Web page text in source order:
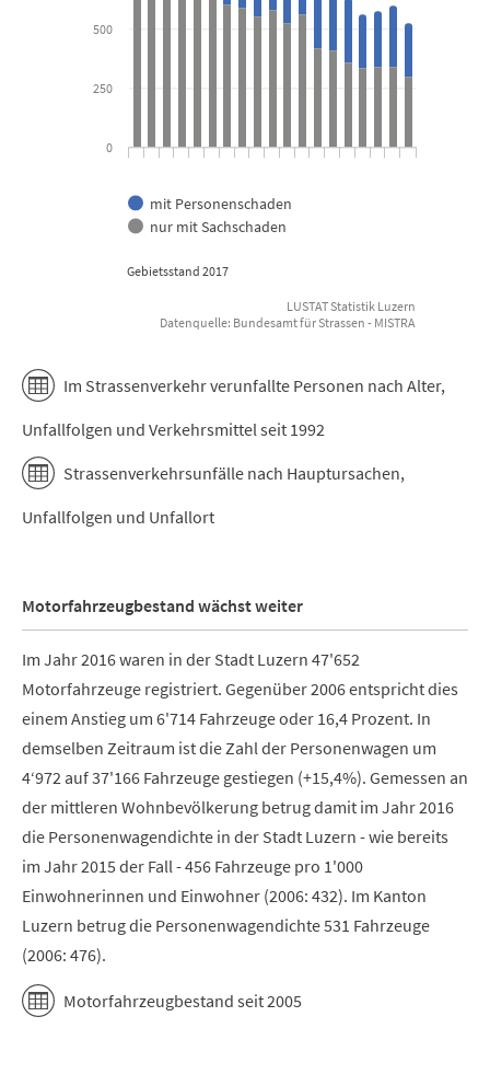
Gebietsstand 2017
mit Personenschaden
nur mit Sachschaden
0
250
500
LUSTAT Statistik Luzern
Datenquelle: Bundesamt für Strassen - MISTRA
Im Strassenverkehr verunfallte Personen nach Alter,
Unfallfolgen und Verkehrsmittel seit 1992
Strassenverkehrsunfälle nach Hauptursachen,
Unfallfolgen und Unfallort
Motorfahrzeugbestand wächst weiter
Im Jahr 2016 waren in der Stadt Luzern 47'652
Motorfahrzeuge registriert. Gegenüber 2006 entspricht dies
einem Anstieg um 6'714 Fahrzeuge oder 16,4 Prozent. In
demselben Zeitraum ist die Zahl der Personenwagen um
4‘972 auf 37'166 Fahrzeuge gestiegen (+15,4%). Gemessen an
der mittleren Wohnbevölkerung betrug damit im Jahr 2016
die Personenwagendichte in der Stadt Luzern - wie bereits
im Jahr 2015 der Fall - 456 Fahrzeuge pro 1'000
Einwohnerinnen und Einwohner (2006: 432). Im Kanton
Luzern betrug die Personenwagendichte 531 Fahrzeuge
(2006: 476).
Motorfahrzeugbestand seit 2005